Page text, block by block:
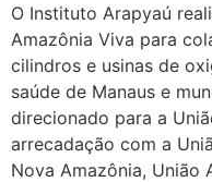
O Instituto Arapyaú
Amazônia Viva para
cilindros e usinas de
saúde de Manaus e
direcionado para a
arrecadação com a
Nova Amazônia, União